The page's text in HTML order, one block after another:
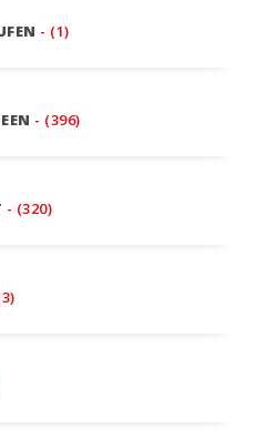
- (1)
- (396)
- (320)